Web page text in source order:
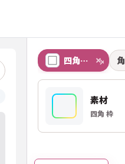
四角 枠 × 角
素材
四角 枠